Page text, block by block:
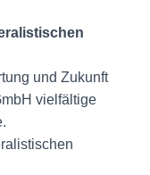
und Zukunft
vielfältige